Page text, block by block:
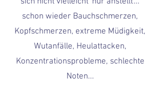
schon wieder Bauchschmerzen,
Kopfschmerzen, extreme Müdigkeit,
Wutanfälle, Heulattacken,
Konzentrationsprobleme, schlechte
Noten...